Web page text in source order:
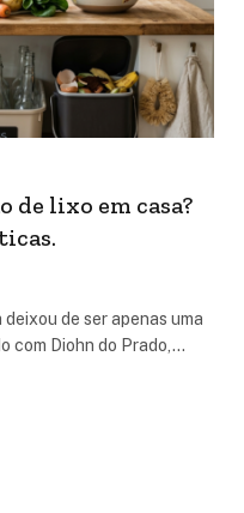
de lixo em casa?
de ser apenas uma
com Diohn do Prado,…